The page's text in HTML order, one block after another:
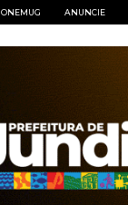
ONEMUG ANUNCIE